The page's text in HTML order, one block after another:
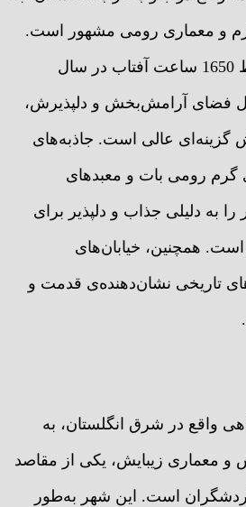
و معماری رومی مشهور است.
این شهر به‌طور متوسط 1650 ساعت آفتاب در سال
فضای آرامش‌بخش و دلپذیرش،
گزینه‌ای عالی است. جاذبه‌های
گرم رومی بات و معبد‌های
به دلیلی جذاب و دلپذیر برای
همچنین، خیابان‌های
تاریخی نشان‌دهنده‌ی قدمت و
واقع در شرق انگلستان، به
و معماری زیبایش، یکی از مقاصد
است. این شهر به‌طور